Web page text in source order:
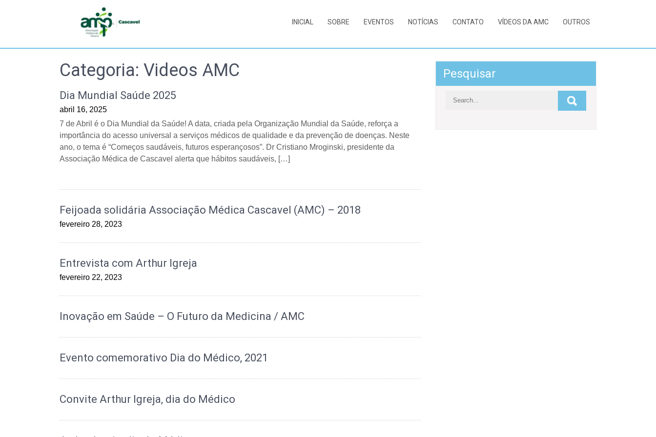
INICIAL SOBRE EVENTOS NOTÍCIAS CONTATO VÍDEOS DA AMC OUTROS
Categoria: Videos AMC
Dia Mundial Saúde 2025
abril 16, 2025
7 de Abril é o Dia Mundial da Saúde! A data, criada pela Organização Mundial da Saúde, reforça a
importância do acesso universal a serviços médicos de qualidade e da prevenção de doenças. Neste
ano, o tema é “Começos saudáveis, futuros esperançosos”. Dr Cristiano Mroginski, presidente da
Associação Médica de Cascavel alerta que hábitos saudáveis, […]
Feijoada solidária Associação Médica Cascavel (AMC) – 2018
fevereiro 28, 2023
Entrevista com Arthur Igreja
fevereiro 22, 2023
Inovação em Saúde – O Futuro da Medicina / AMC
Evento comemorativo Dia do Médico, 2021
Convite Arthur Igreja, dia do Médico
Pesquisar